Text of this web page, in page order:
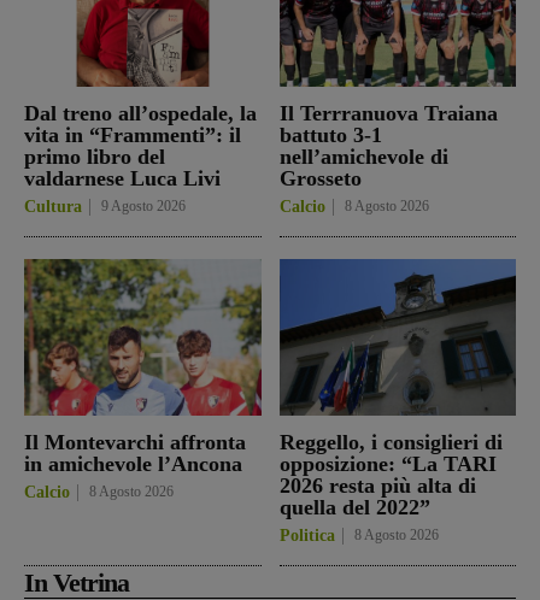
Dal treno all’ospedale, la
vita in “Frammenti”: il
primo libro del
valdarnese Luca Livi
Cultura 9 Agosto 2026
Il Terrranuova Traiana
battuto 3-1
nell’amichevole di
Grosseto
Calcio 8 Agosto 2026
Il Montevarchi affronta
in amichevole l’Ancona
Calcio 8 Agosto 2026
Reggello, i consiglieri di
opposizione: “La TARI
2026 resta più alta di
quella del 2022”
Politica 8 Agosto 2026
In Vetrina